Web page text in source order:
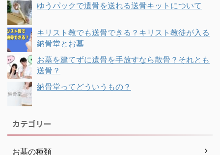
ゆうパックで遺骨を送れる送骨キットについて
キリスト教でも送骨できる？キリスト教徒が入る
納骨堂とお墓
お墓を建てずに遺骨を手放すなら散骨？それとも
送骨？
納骨堂ってどういうもの？
カテゴリー
お墓の種類